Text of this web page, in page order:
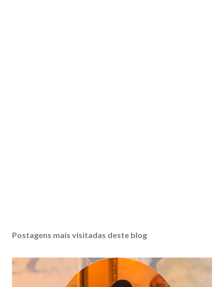
Postagens mais visitadas deste blog